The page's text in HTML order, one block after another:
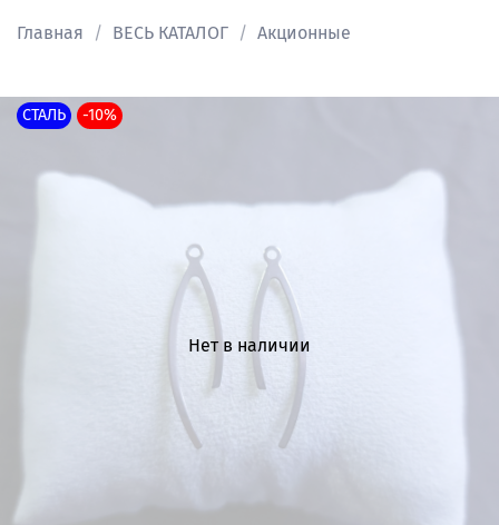
Главная ВЕСЬ КАТАЛОГ Акционные
Нет в наличии
СТАЛЬ -10%